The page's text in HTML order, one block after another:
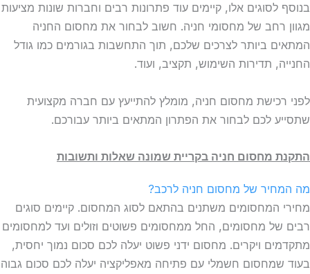
בנוסף לסוגים אלו, קיימים עוד פתרונות רבים וחברות שונות מציעות
מגוון רחב של מחסומי חניה. חשוב לבחור את מחסום החניה
המתאים ביותר לצרכים שלכם, תוך התחשבות בגורמים כמו גודל
החנייה, תדירות השימוש, תקציב, ועוד.
לפני רכישת מחסום חניה, מומלץ להתייעץ עם חברה מקצועית
שתסייע לכם לבחור את הפתרון המתאים ביותר עבורכם.
התקנת מחסום חניה בקריית שמונה שאלות ותשובות
מה המחיר של מחסום חניה לרכב?
מחירי המחסומים משתנים בהתאם לסוג המחסום. קיימים סוגים
רבים של מחסומים, החל ממחסומים פשוטים וזולים ועד למחסומים
מתקדמים ויקרים. מחסום ידני פשוט יעלה לכם סכום נמוך יחסית,
בעוד שמחסום חשמלי עם פתיחה מאפליקציה יעלה לכם סכום גבוה